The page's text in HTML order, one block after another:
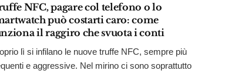
NFC, pagare col telefono o lo
può costarti caro: come
il raggiro che svuota i conti
lì si infilano le nuove truffe NFC, sempre più
e aggressive. Nel mirino ci sono soprattutto